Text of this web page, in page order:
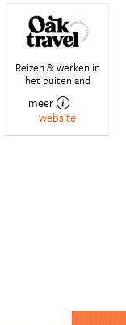
Reizen & werken in
het buitenland
meer
website